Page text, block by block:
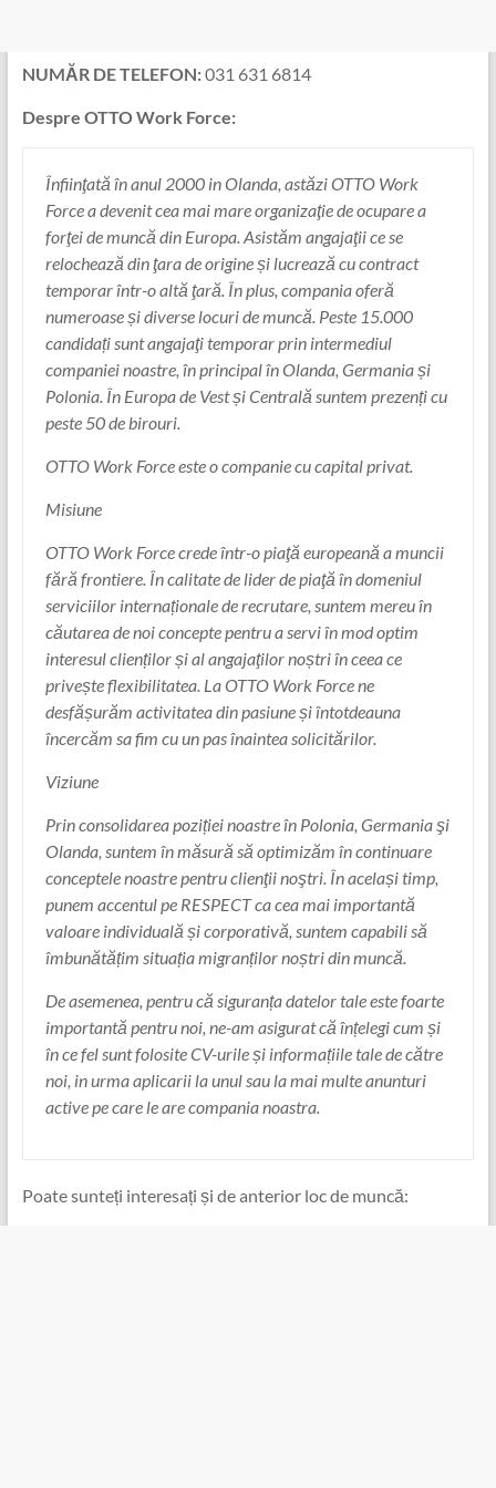
NUMĂR DE TELEFON:031 631 6814
Despre OTTO Work Force:
Înfiinţată în anul 2000 in Olanda, astăzi OTTO Work
Force a devenit cea mai mare organizaţie de ocupare a
forţei de muncă din Europa. Asistăm angajaţii ce se
relochează din ţara de origine și lucrează cu contract
temporar într-o altă ţară. În plus, compania oferă
numeroase și diverse locuri de muncă. Peste 15.000
candidați sunt angajaţi temporar prin intermediul
companiei noastre, în principal în Olanda, Germania și
Polonia. În Europa de Vest și Centrală suntem prezenți cu
peste 50 de birouri.
OTTO Work Force este o companie cu capital privat.
Misiune
OTTO Work Force crede într-o piaţă europeană a muncii
fără frontiere. În calitate de lider de piaţă în domeniul
serviciilor internaționale de recrutare, suntem mereu în
căutarea de noi concepte pentru a servi în mod optim
interesul clienților și al angajaţilor noștri în ceea ce
privește flexibilitatea. La OTTO Work Force ne
desfășurăm activitatea din pasiune și întotdeauna
încercăm sa fim cu un pas înaintea solicitărilor.
Viziune
Prin consolidarea poziției noastre în Polonia, Germania şi
Olanda, suntem în măsură să optimizăm în continuare
conceptele noastre pentru clienţii noştri. În același timp,
punem accentul pe RESPECT ca cea mai importantă
valoare individuală și corporativă, suntem capabili să
îmbunătățim situația migranților noștri din muncă.
De asemenea, pentru că siguranța datelor tale este foarte
importantă pentru noi, ne-am asigurat că înțelegi cum și
în ce fel sunt folosite CV-urile și informațiile tale de către
noi, in urma aplicarii la unul sau la mai multe anunturi
active pe care le are compania noastra.
Poate sunteți interesați și de anterior loc de muncă: